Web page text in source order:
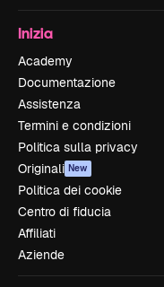
Inizia
Academy
Documentazione
Assistenza
Termini e condizioni
Politica sulla privacy
Originali New
Politica dei cookie
Centro di fiducia
Affiliati
Aziende